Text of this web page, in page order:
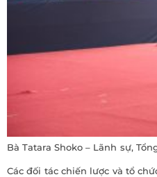
Bà Tatara Shoko – Lãnh sự,
Các đối tác chiến lược và tổ